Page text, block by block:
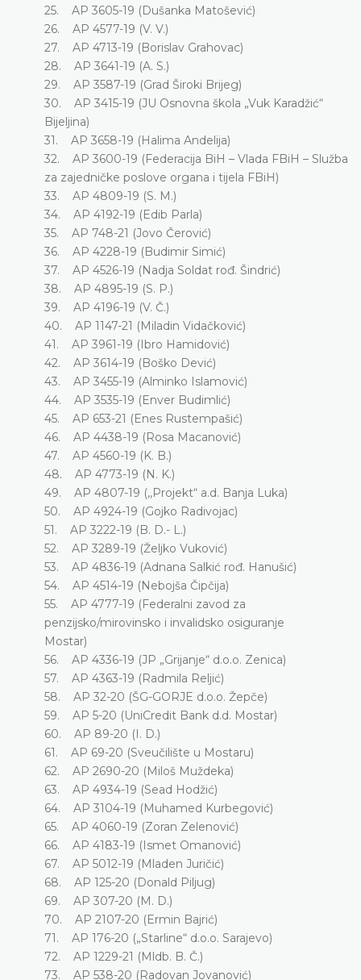
25. AP 3605-19 (Dušanka Matošević)
26. AP 4577-19 (V. V.)
27. AP 4713-19 (Borislav Grahovac)
28. AP 3641-19 (A. S.)
29. AP 3587-19 (Grad Široki Brijeg)
30. AP 3415-19 (JU Osnovna škola „Vuk Karadžić“
Bijeljina)
31. AP 3658-19 (Halima Andelija)
32. AP 3600-19 (Federacija BiH – Vlada FBiH – Služba
za zajedničke poslove organa i tijela FBiH)
33. AP 4809-19 (S. M.)
34. AP 4192-19 (Edib Parla)
35. AP 748-21 (Jovo Čerović)
36. AP 4228-19 (Budimir Simić)
37. AP 4526-19 (Nadja Soldat rođ. Šindrić)
38. AP 4895-19 (S. P.)
39. AP 4196-19 (V. Č.)
40. AP 1147-21 (Miladin Vidačković)
41. AP 3961-19 (Ibro Hamidović)
42. AP 3614-19 (Boško Dević)
43. AP 3455-19 (Alminko Islamović)
44. AP 3535-19 (Enver Budimlić)
45. AP 653-21 (Enes Rustempašić)
46. AP 4438-19 (Rosa Macanović)
47. AP 4560-19 (K. B.)
48. AP 4773-19 (N. K.)
49. AP 4807-19 (,,Projekt“ a.d. Banja Luka)
50. AP 4924-19 (Gojko Radivojac)
51. AP 3222-19 (B. D.- L.)
52. AP 3289-19 (Željko Vuković)
53. AP 4836-19 (Adnana Salkić rođ. Hanušić)
54. AP 4514-19 (Nebojša Čipčija)
55. AP 4777-19 (Federalni zavod za
penzijsko/mirovinsko i invalidsko osiguranje
Mostar)
56. AP 4336-19 (JP „Grijanje“ d.o.o. Zenica)
57. AP 4363-19 (Radmila Reljić)
58. AP 32-20 (ŠG-GORJE d.o.o. Žepče)
59. AP 5-20 (UniCredit Bank d.d. Mostar)
60. AP 89-20 (I. D.)
61. AP 69-20 (Sveučilište u Mostaru)
62. AP 2690-20 (Miloš Muždeka)
63. AP 4934-19 (Sead Hodžić)
64. AP 3104-19 (Muhamed Kurbegović)
65. AP 4060-19 (Zoran Zelenović)
66. AP 4183-19 (Ismet Omanović)
67. AP 5012-19 (Mladen Juričić)
68. AP 125-20 (Donald Piljug)
69. AP 307-20 (M. D.)
70. AP 2107-20 (Ermin Bajrić)
71. AP 176-20 („Starline“ d.o.o. Sarajevo)
72. AP 1229-21 (Mldb. B. Č.)
73. AP 538-20 (Radovan Jovanović)